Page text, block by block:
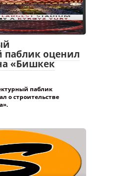
паблик оценил
«Бишкек
паблик
о строительстве